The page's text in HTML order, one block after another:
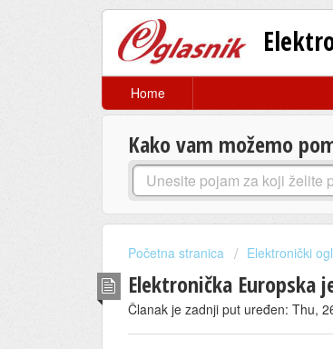
Home
Kako vam možemo
Početna stranica Elektronički
Elektronička Europska
Članak je zadnji put uređen: Thu,